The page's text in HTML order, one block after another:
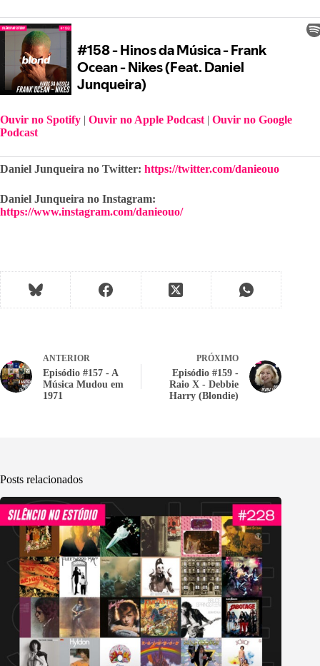
Ouvir no Spotify | Ouvir no Apple Podcast | Ouvir no Google
Podcast
Daniel Junqueira no Twitter: https://twitter.com/danieouo
https://www.instagram.com/danieouo/
ANTERIOR
Episódio #157 - A
Música Mudou em
1971
PRÓXIMO
Episódio #159 -
Raio X - Debbie
Harry (Blondie)
Posts relacionados